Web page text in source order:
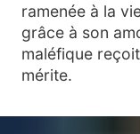
ramenée à la
grâce à son
maléfique
mérite.